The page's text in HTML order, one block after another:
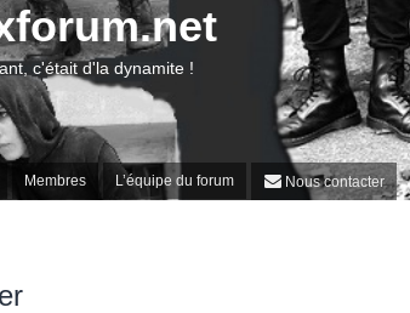
Membres L’équipe du forum Nous contacter
c'était d'la dynamite !